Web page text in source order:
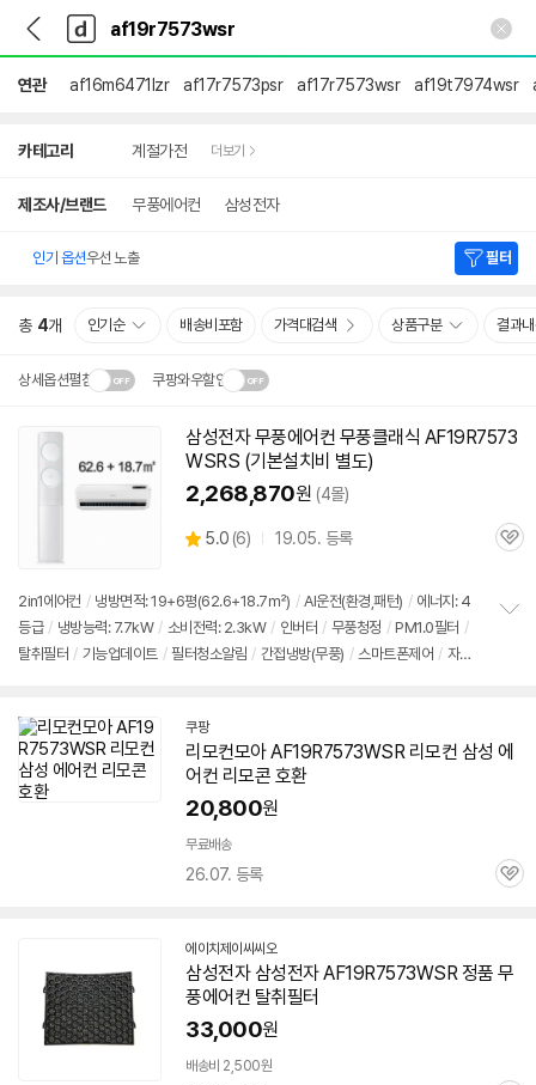
다
나
와
가
기
다
와
인
연관 af16m6471lzr af17r7573psr af17r7573wsr af19t7974wsr
카테고리 계절가전 더보기
제조사/브랜드 무풍에어컨 삼성전자
인기 옵션우선 노출 필터
총 4개 인기순 배송비포함 가격대검색 상품구분 결과
상세옵션펼침 쿠팡와우할인
설치 환경·지역에 따라
배송·설치비가 달라집니다.닫
기
삼성전자 무풍에어컨 무풍클래식 AF19R7573
WSRS (기본설치비 별도)
2,268,870원 (4몰)
별
5.0 (상
6) 19.05. 등록
관
2in1에어컨 / 냉방면적: 19+6평(62.6+18.7㎡) / AI운전(환경,패턴) / 에너지: 4
등급 / 냉방능력: 7.7kW / 소비전력: 2.3kW / 인버터 / 무풍청정 / PM1.0필터 /
탈취필터 / 기능업데이트 / 필터청소알림 / 간접냉방(무풍) / 스마트폰제어 / 자동
쿠팡
리모컨모아AF19R7573WSR리모컨 삼성 에
어컨 리모콘 호환
20,800원
무료배송
26.07. 등록
관
에이치제이씨씨오네
이
버
페
이
삼성전자 삼성전자AF19R7573WSR정품 무
풍에어컨 탈취필터
33,000원
배송비 2,500원